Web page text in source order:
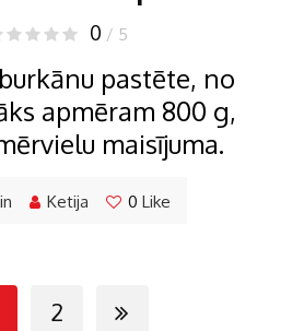
0 / 5
pastēte, no
apmēram 800 g,
maisījuma.
Ketija 0 Like
2